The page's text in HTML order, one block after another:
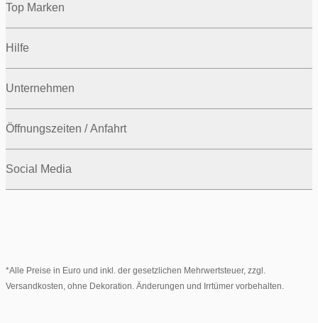
Top Marken
Hilfe
Unternehmen
Öffnungszeiten / Anfahrt
Social Media
*Alle Preise in Euro und inkl. der gesetzlichen Mehrwertsteuer, zzgl.
Versandkosten, ohne Dekoration. Änderungen und Irrtümer vorbehalten.